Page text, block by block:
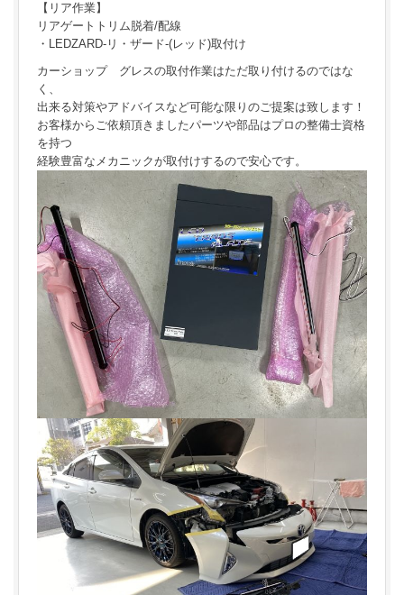
【リア作業】
リアゲートトリム脱着/配線
・LEDZARD-リ・ザード-(レッド)取付け
カーショップ グレスの取付作業はただ取り付けるのではな
く、
出来る対策やアドバイスなど可能な限りのご提案は致します！
お客様からご依頼頂きましたパーツや部品はプロの整備士資格
を持つ
経験豊富なメカニックが取付けするので安心です。